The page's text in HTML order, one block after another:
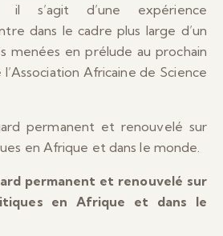
il s’agit d’une expérience
dans le cadre plus large d’un
menées en prélude au prochain
Africaine de Science
permanent et renouvelé sur
en Afrique et dans le monde.
permanent et renouvelé sur
en Afrique et dans le